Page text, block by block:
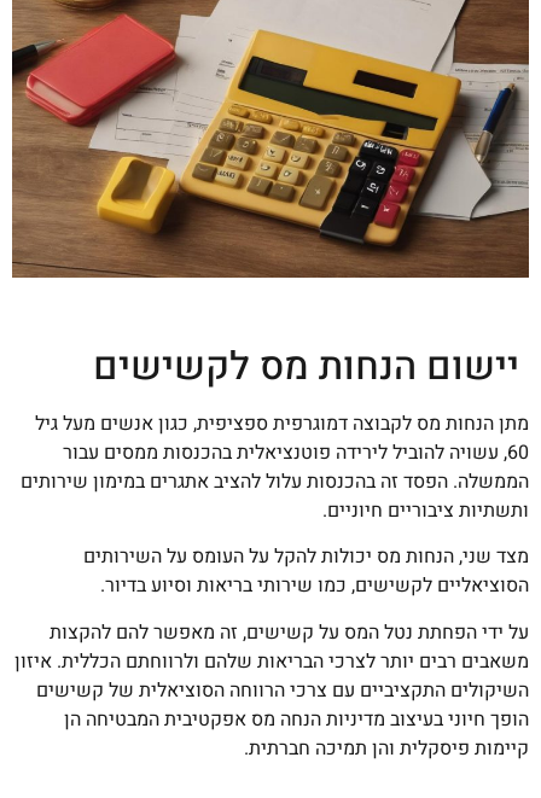
יישום הנחות מס לקשישים
מתן הנחות מס לקבוצה דמוגרפית ספציפית, כגון אנשים מעל גיל
60, עשויה להוביל לירידה פוטנציאלית בהכנסות ממסים עבור
הממשלה. הפסד זה בהכנסות עלול להציב אתגרים במימון שירותים
ותשתיות ציבוריים חיוניים.
מצד שני, הנחות מס יכולות להקל על העומס על השירותים
הסוציאליים לקשישים, כמו שירותי בריאות וסיוע בדיור.
על ידי הפחתת נטל המס על קשישים, זה מאפשר להם להקצות
משאבים רבים יותר לצרכי הבריאות שלהם ולרווחתם הכללית. איזון
השיקולים התקציביים עם צרכי הרווחה הסוציאלית של קשישים
הופך חיוני בעיצוב מדיניות הנחה מס אפקטיבית המבטיחה הן
קיימות פיסקלית והן תמיכה חברתית.